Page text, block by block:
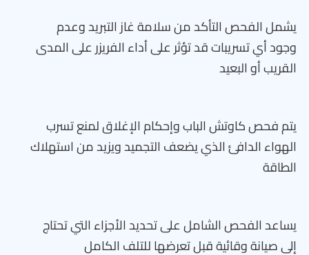
يشمل الفحص التأكد من سلامة غاز التبريد وعدم
وجود أي تسريبات قد تؤثر على أداء الفريزر على المدى
القريب أو البعيد
يتم فحص كاوتش الباب وإحكام الإغلاق لمنع تسرب
الهواء الدافئ الذي يضعف التجميد ويزيد من استهلاك
الطاقة
يساعد الفحص الشامل على تحديد الأجزاء التي تحتاج
إلى صيانة وقائية قبل تعرضها للتلف الكامل